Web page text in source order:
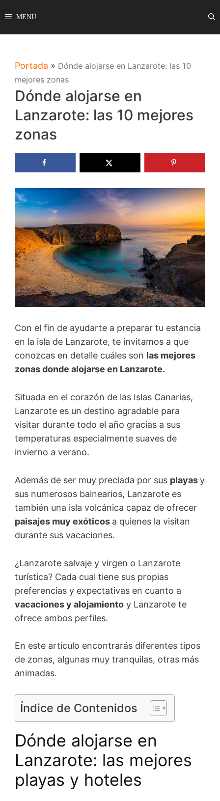
al
contenido
MENÚ
Portada » Dónde alojarse en Lanzarote: las 10
mejores zonas
Dónde alojarse en
Lanzarote: las 10 mejores
zonas
Con el fin de ayudarte a preparar tu estancia
en la isla de Lanzarote, te invitamos a que
conozcas en detalle cuáles son las mejores
zonas donde alojarse en Lanzarote.
Situada en el corazón de las Islas Canarias,
Lanzarote es un destino agradable para
visitar durante todo el año gracias a sus
temperaturas especialmente suaves de
invierno a verano.
Además de ser muy preciada por sus playasy
sus numerosos balnearios, Lanzarote es
también una isla volcánica capaz de ofrecer
paisajes muy exóticos a quienes la visitan
durante sus vacaciones.
¿Lanzarote salvaje y virgen o Lanzarote
turística? Cada cual tiene sus propias
preferencias y expectativas en cuanto a
vacaciones y alojamiento y Lanzarote te
ofrece ambos perfiles.
En este artículo encontrarás diferentes tipos
de zonas, algunas muy tranquilas, otras más
animadas.
Índice de Contenidos
Dónde alojarse en
Lanzarote: las mejores
playas y hoteles